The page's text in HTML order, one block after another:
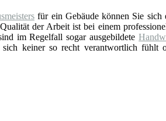
für ein Gebäude können Sie sich
der Arbeit ist bei einem
im Regelfall sogar ausgebildete
keiner so recht verantwortlich fühlt